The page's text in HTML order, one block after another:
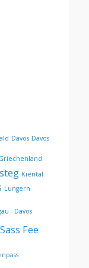
Davos Davos
Griechenland
Kiental
Lungern
- Davos
Sass Fee